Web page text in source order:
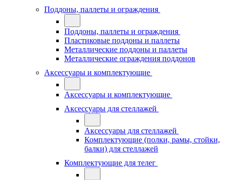
Поддоны, паллеты и ограждения
Поддоны, паллеты и ограждения
Пластиковые поддоны и паллеты
Металлические поддоны и паллеты
Металлические ограждения поддонов
Аксессуары и комплектующие
Аксессуары и комплектующие
Аксессуары для стеллажей
Аксессуары для стеллажей
Комплектующие (полки, рамы, стойки,
балки) для стеллажей
Комплектующие для телег